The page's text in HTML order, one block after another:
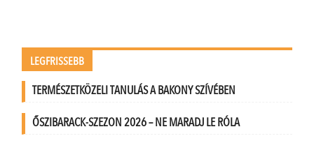
LEGFRISSEBB
TERMÉSZETKÖZELI TANULÁS A BAKONY SZÍVÉBEN
ŐSZIBARACK-SZEZON 2026 – NE MARADJ LE RÓLA